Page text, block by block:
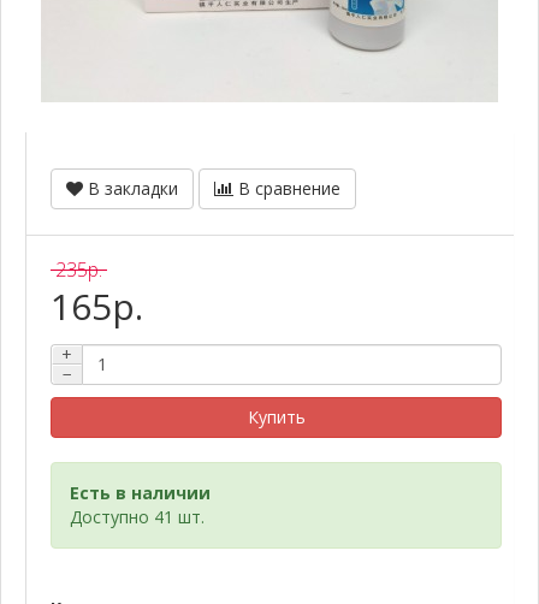
В закладки В сравнение
235р.
165р.
+
−
Купить
Есть в наличии
Доступно 41 шт.